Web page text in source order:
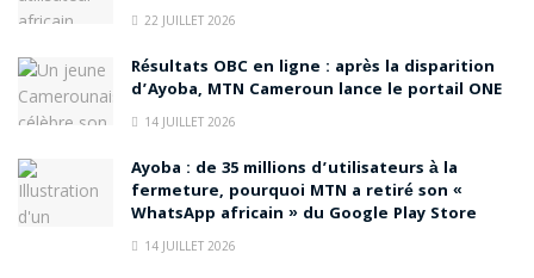
22 JUILLET 2026
Résultats OBC en ligne : après la disparition
d’Ayoba, MTN Cameroun lance le portail ONE
14 JUILLET 2026
Ayoba : de 35 millions d’utilisateurs à la
fermeture, pourquoi MTN a retiré son «
WhatsApp africain » du Google Play Store
14 JUILLET 2026